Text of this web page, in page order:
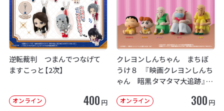
逆転裁判 つまんでつなげて
ますこっと【2次】
オンライン 400 円
クレヨンしんちゃん まちぼ
うけ８ 『映画クレヨンしんち
ゃん 暗黒タマタマ大追跡』【2
オンライン 300 円